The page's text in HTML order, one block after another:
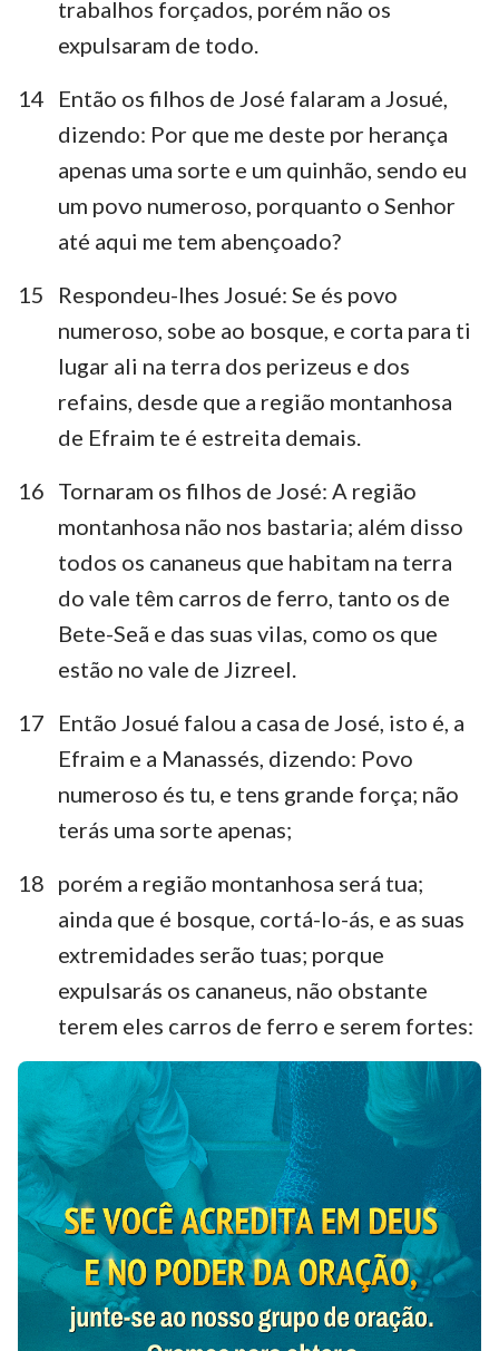
1 2 3 4 5 6
8
9 10 11
15
16 17 18 19 20
21
22
23 24
trabalhos forçados, porém não os
expulsaram de todo.
14
Então os filhos de José falaram a Josué,
dizendo: Por que me deste por herança
apenas uma sorte e um quinhão, sendo eu
um povo numeroso, porquanto o Senhor
até aqui me tem abençoado?
15
Respondeu-lhes Josué: Se és povo
numeroso, sobe ao bosque, e corta para ti
lugar ali na terra dos perizeus e dos
refains, desde que a região montanhosa
de Efraim te é estreita demais.
16 Tornaram os filhos de José: A região
montanhosa não nos bastaria; além disso
todos os cananeus que habitam na terra
do vale têm carros de ferro, tanto os de
Bete-Seã e das suas vilas, como os que
estão no vale de Jizreel.
17
Então Josué falou a casa de José, isto é, a
Efraim e a Manassés, dizendo: Povo
numeroso és tu, e tens grande força; não
terás uma sorte apenas;
18 porém a região montanhosa será tua;
ainda que é bosque, cortá-lo-ás, e as suas
extremidades serão tuas; porque
expulsarás os cananeus, não obstante
terem eles carros de ferro e serem fortes: